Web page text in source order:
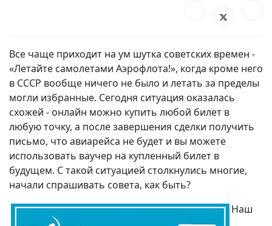
Все чаще приходит на ум шутка советских времен -
«Летайте самолетами Аэрофлота!», когда кроме него
в СССР вообще ничего не было и летать за пределы
могли избранные. Сегодня ситуация оказалась
схожей - онлайн можно купить любой билет в
любую точку, а после завершения сделки получить
письмо, что авиарейса не будет и вы можете
использовать ваучер на купленный билет в
будущем. С такой ситуацией столкнулись многие,
начали спрашивать совета, как быть?
Наш